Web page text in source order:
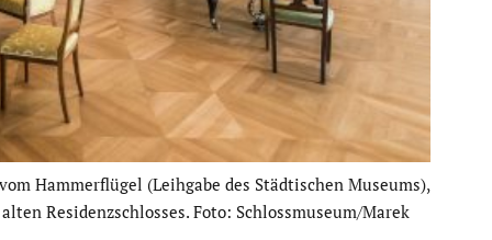
Hammer­flügel (Leihgabe des Städti­schen Museums),
Residenz­schlosses. Foto: Schlossmuseum/Marek